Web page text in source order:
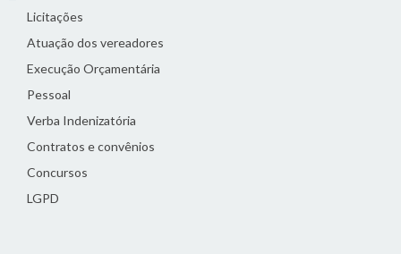
Licitações
Atuação dos vereadores
Execução Orçamentária
Pessoal
Verba Indenizatória
Contratos e convênios
Concursos
LGPD